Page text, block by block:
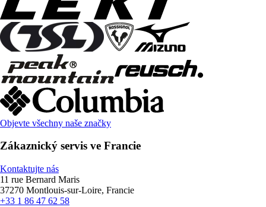
Objevte všechny naše značky
Zákaznický servis ve Francie
Kontaktujte nás
11 rue Bernard Maris
37270 Montlouis-sur-Loire, Francie
+33 1 86 47 62 58